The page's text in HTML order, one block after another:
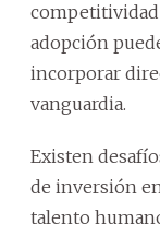
adopción
incorporar
vanguardia.
Existen
de inversión
talento